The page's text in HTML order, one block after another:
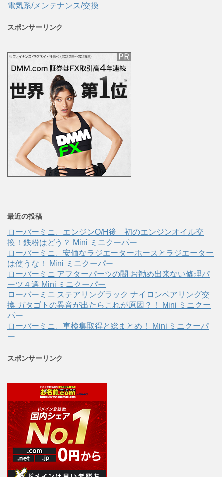
電気系/メンテナンス/交換
スポンサーリンク
最近の投稿
ローバーミニ、エンジンO/H後 初のエンジンオイル交
換！鉄粉はどう？ Mini ミニクーパー
ローバーミニ、安価なラジエーターホースとラジエーター
は使うな！ Mini ミニクーパー
ローバーミニ アフターパーツの闇 お勧め出来ない修理パ
ーツ４選 Mini ミニクーパー
ローバーミニ ステアリングラック ナイロンベアリング交
換 ガタゴトの異音が出たらこれが原因？！ Mini ミニクー
パー
ローバーミニ、車検集取得と総まとめ！ Mini ミニクーパ
ー
スポンサーリンク